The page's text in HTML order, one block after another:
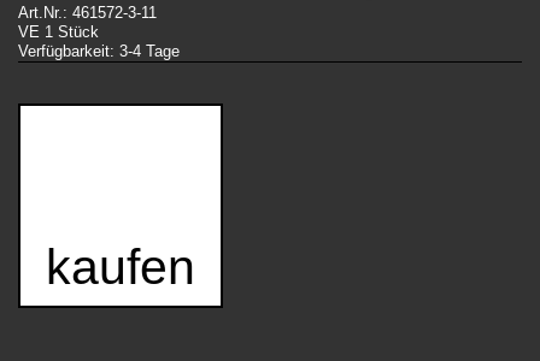
Art.Nr.: 461572-3-11
VE 1 Stück
Verfügbarkeit: 3-4 Tage
kaufen